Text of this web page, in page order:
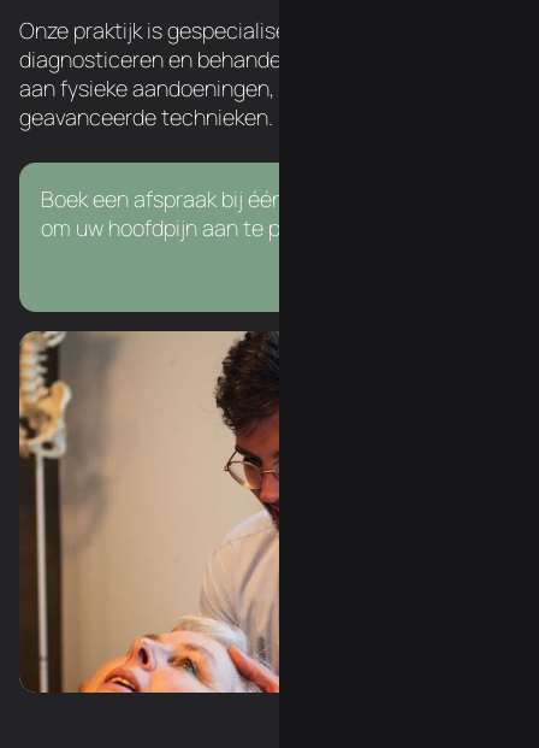
Onze praktijk is gespecialiseerd in het
diagnosticeren en behandelen van een breed scala
aan fysieke aandoeningen, met behulp van
geavanceerde technieken.
Boek een afspraak bij één van onze experten
om uw hoofdpijn aan te pakken.